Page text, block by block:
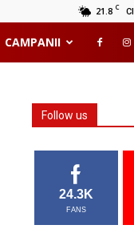
21.8 C
CAMPANII
Follow us
24.3K
FANS